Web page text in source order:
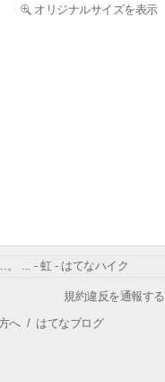
オリジナルサイズを表示
... - 虹 - はてなハイク
規約違反を通報する
へ/ はてなブログ